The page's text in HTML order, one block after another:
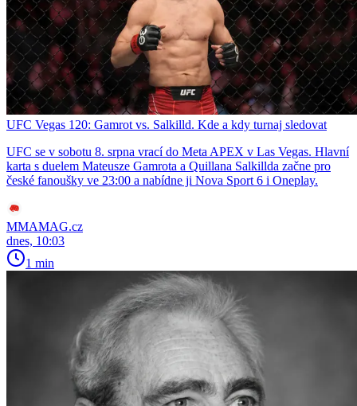
UFC Vegas 120: Gamrot vs. Salkilld. Kde a kdy turnaj sledovat
UFC se v sobotu 8. srpna vrací do Meta APEX v Las Vegas. Hlavní
karta s duelem Mateusze Gamrota a Quillana Salkillda začne pro
české fanoušky ve 23:00 a nabídne ji Nova Sport 6 i Oneplay.
MMAMAG.cz
dnes, 10:03
1 min